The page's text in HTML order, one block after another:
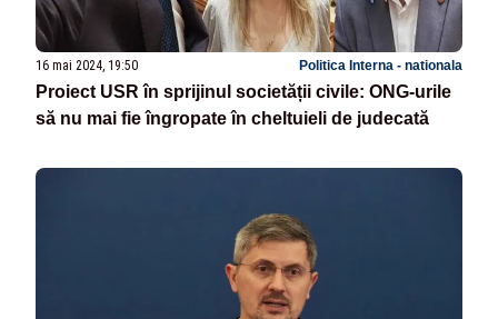
16 mai 2024, 19:50 Politica Interna - nationala
Proiect USR în sprijinul societății civile: ONG-urile
să nu mai fie îngropate în cheltuieli de judecată